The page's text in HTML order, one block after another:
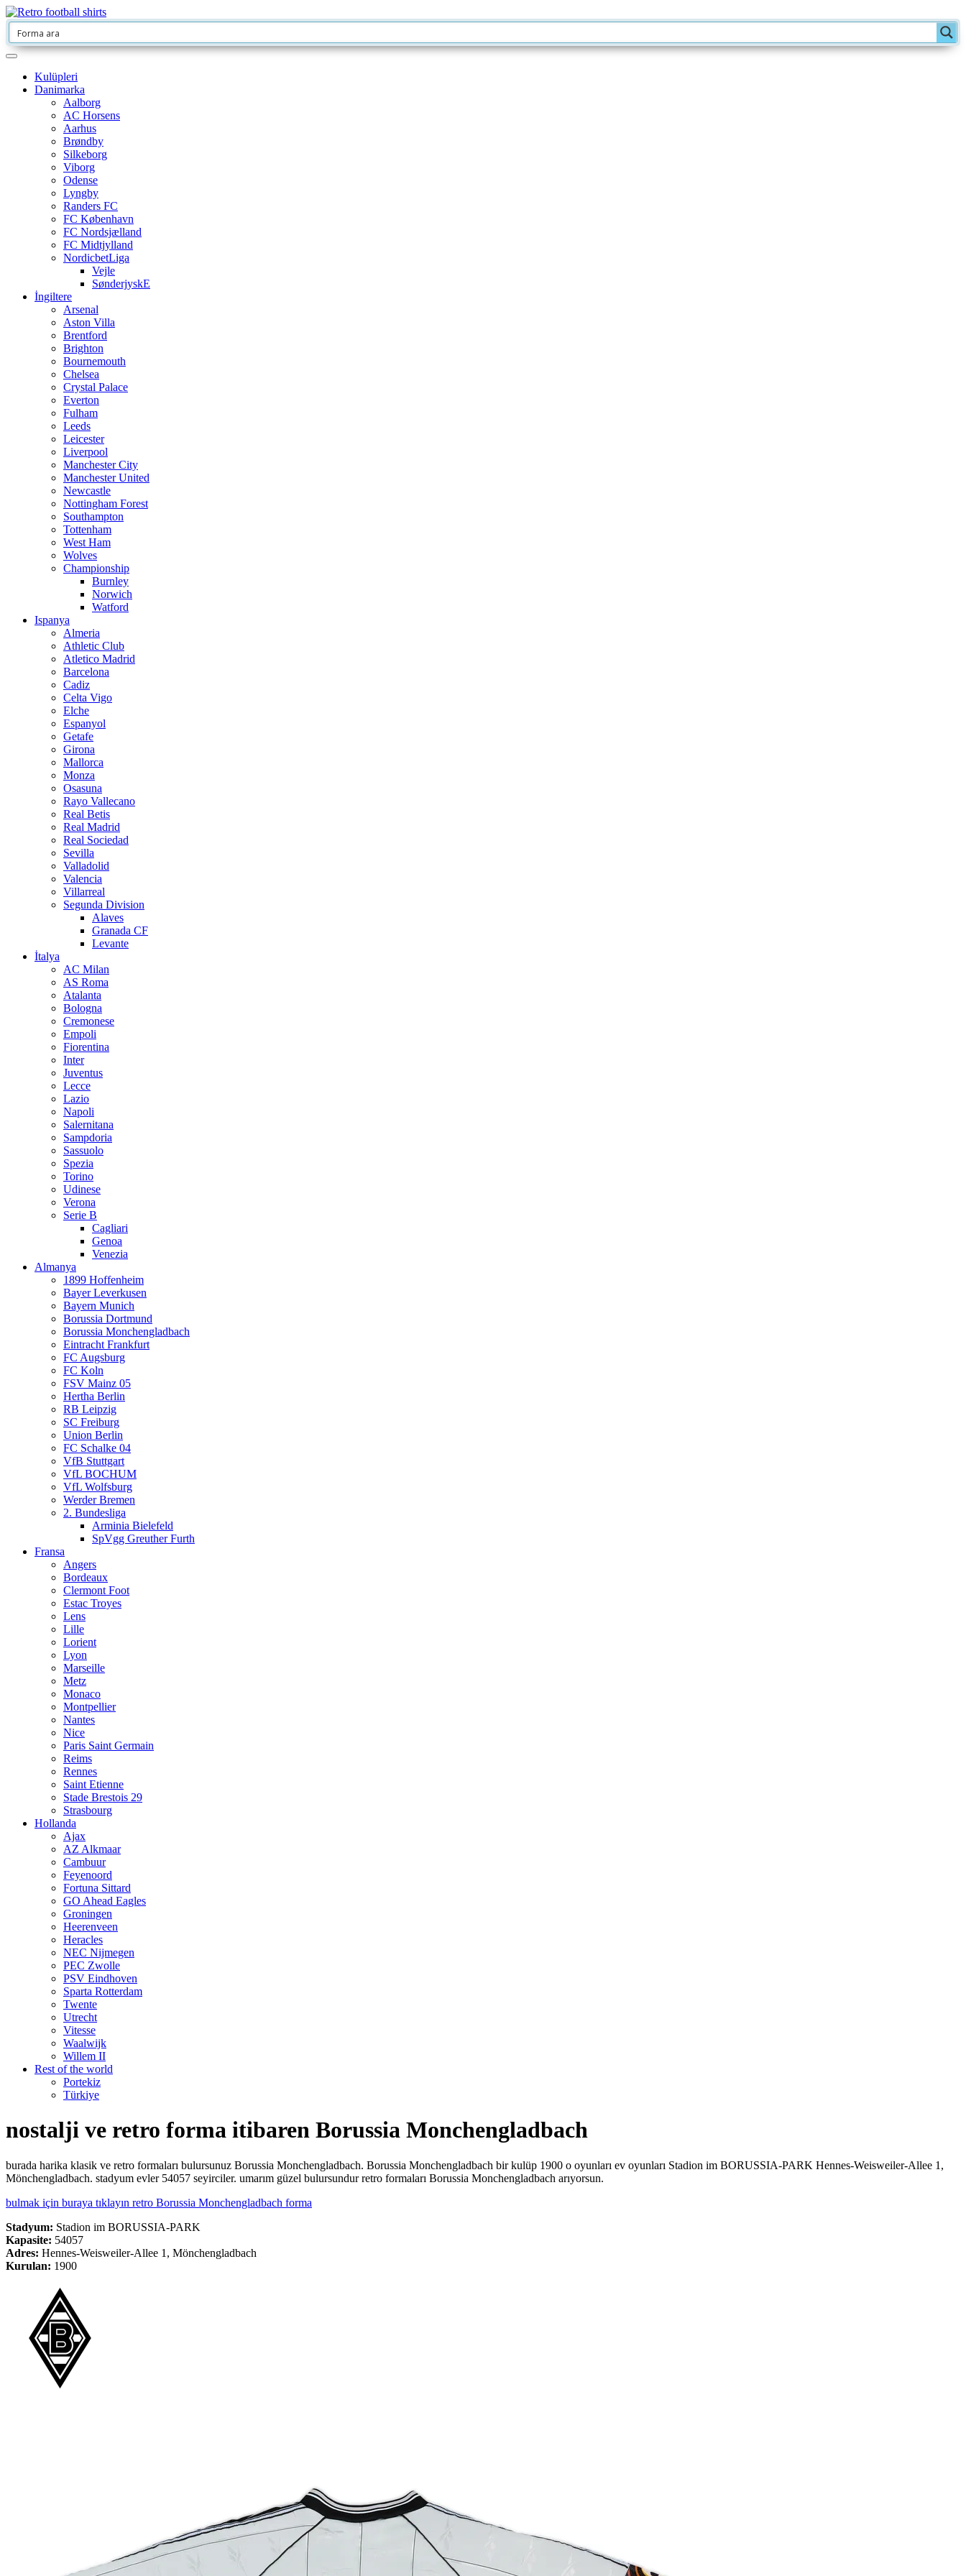
Kulüpleri
Danimarka
Aalborg
AC Horsens
Aarhus
Brøndby
Silkeborg
Viborg
Odense
Lyngby
Randers FC
FC København
FC Nordsjælland
FC Midtjylland
NordicbetLiga
Vejle
SønderjyskE
İngiltere
Arsenal
Aston Villa
Brentford
Brighton
Bournemouth
Chelsea
Crystal Palace
Everton
Fulham
Leeds
Leicester
Liverpool
Manchester City
Manchester United
Newcastle
Nottingham Forest
Southampton
Tottenham
West Ham
Wolves
Championship
Burnley
Norwich
Watford
Ispanya
Almeria
Athletic Club
Atletico Madrid
Barcelona
Cadiz
Celta Vigo
Elche
Espanyol
Getafe
Girona
Mallorca
Monza
Osasuna
Rayo Vallecano
Real Betis
Real Madrid
Real Sociedad
Sevilla
Valladolid
Valencia
Villarreal
Segunda Division
Alaves
Granada CF
Levante
İtalya
AC Milan
AS Roma
Atalanta
Bologna
Cremonese
Empoli
Fiorentina
Inter
Juventus
Lecce
Lazio
Napoli
Salernitana
Sampdoria
Sassuolo
Spezia
Torino
Udinese
Verona
Serie B
Cagliari
Genoa
Venezia
Almanya
1899 Hoffenheim
Bayer Leverkusen
Bayern Munich
Borussia Dortmund
Borussia Monchengladbach
Eintracht Frankfurt
FC Augsburg
FC Koln
FSV Mainz 05
Hertha Berlin
RB Leipzig
SC Freiburg
Union Berlin
FC Schalke 04
VfB Stuttgart
VfL BOCHUM
VfL Wolfsburg
Werder Bremen
2. Bundesliga
Arminia Bielefeld
SpVgg Greuther Furth
Fransa
Angers
Bordeaux
Clermont Foot
Estac Troyes
Lens
Lille
Lorient
Lyon
Marseille
Metz
Monaco
Montpellier
Nantes
Nice
Paris Saint Germain
Reims
Rennes
Saint Etienne
Stade Brestois 29
Strasbourg
Hollanda
Ajax
AZ Alkmaar
Cambuur
Feyenoord
Fortuna Sittard
GO Ahead Eagles
Groningen
Heerenveen
Heracles
NEC Nijmegen
PEC Zwolle
PSV Eindhoven
Sparta Rotterdam
Twente
Utrecht
Vitesse
Waalwijk
Willem II
Rest of the world
Portekiz
Türkiye
nostalji ve retro forma itibaren Borussia Monchengladbach
burada harika klasik ve retro formaları bulursunuz Borussia Monchengladbach. Borussia Monchengladbach bir kulüp 1900 o oyunları ev oyunları Stadion im BORUSSIA-PARK Hennes-Weisweiler-Allee 1,
Mönchengladbach. stadyum evler 54057 seyirciler. umarım güzel bulursundur retro formaları Borussia Monchengladbach arıyorsun.
bulmak için buraya tıklayın retro Borussia Monchengladbach forma
Stadyum: Stadion im BORUSSIA-PARK
Kapasite: 54057
Adres: Hennes-Weisweiler-Allee 1, Mönchengladbach
Kurulan: 1900